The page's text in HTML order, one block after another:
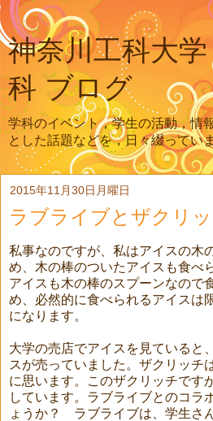
神奈川工科大
科 ブログ
学科のイベント，学生の活動，情
とした話題などを，日々綴ってい
2015年11月30日月曜日
ラブライブとザクリ
私事なのですが、私はアイスの木
め、木の棒のついたアイスも食べ
アイスも木の棒のスプーンなので
め、必然的に食べられるアイスは
になります。
大学の売店でアイスを見ていると
スが売っていました。ザクリッチ
に思います。このザクリッチです
しています。ラブライブとのコラ
ょうか？ ラブライブは、学生さ